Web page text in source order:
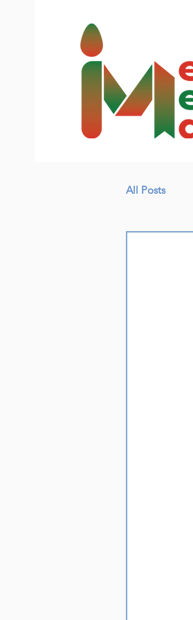
All Posts